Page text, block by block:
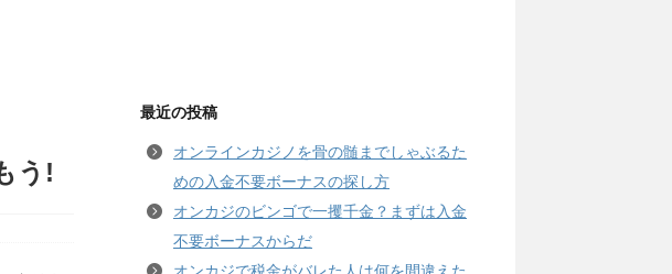
う!
最近の投稿
オンラインカジノを骨の髄までしゃぶるた
めの入金不要ボーナスの探し方
オンカジのビンゴで一攫千金？まずは入金
不要ボーナスからだ